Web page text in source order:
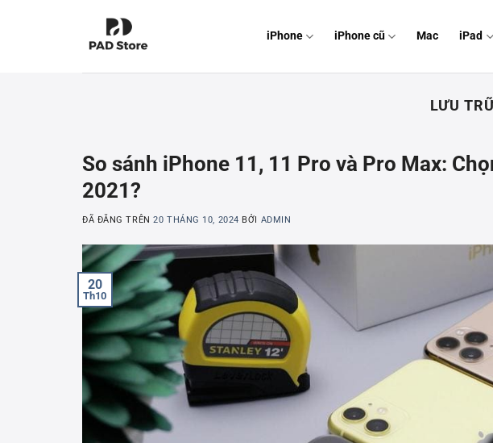
iPhone iPhone cũ Mac iPad
LƯU
So sánh iPhone 11, 11 Pro và Pro Max:
2021?
ĐÃ ĐĂNG TRÊN20 THÁNG 10, 2024 BỞI ADMIN
20
Th10